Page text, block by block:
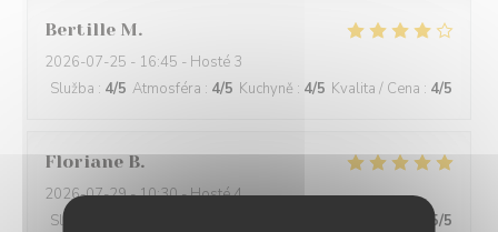
Bertille M
2026-07-25 - 16:45 - Hosté 3
Služba : 4/5 Atmosféra : 4/5 Kuchyně : 4/5 Kvalita / Cena : 4/5
Floriane B
2026-07-29- 10:30 - Hosté 4
Služba
5/5